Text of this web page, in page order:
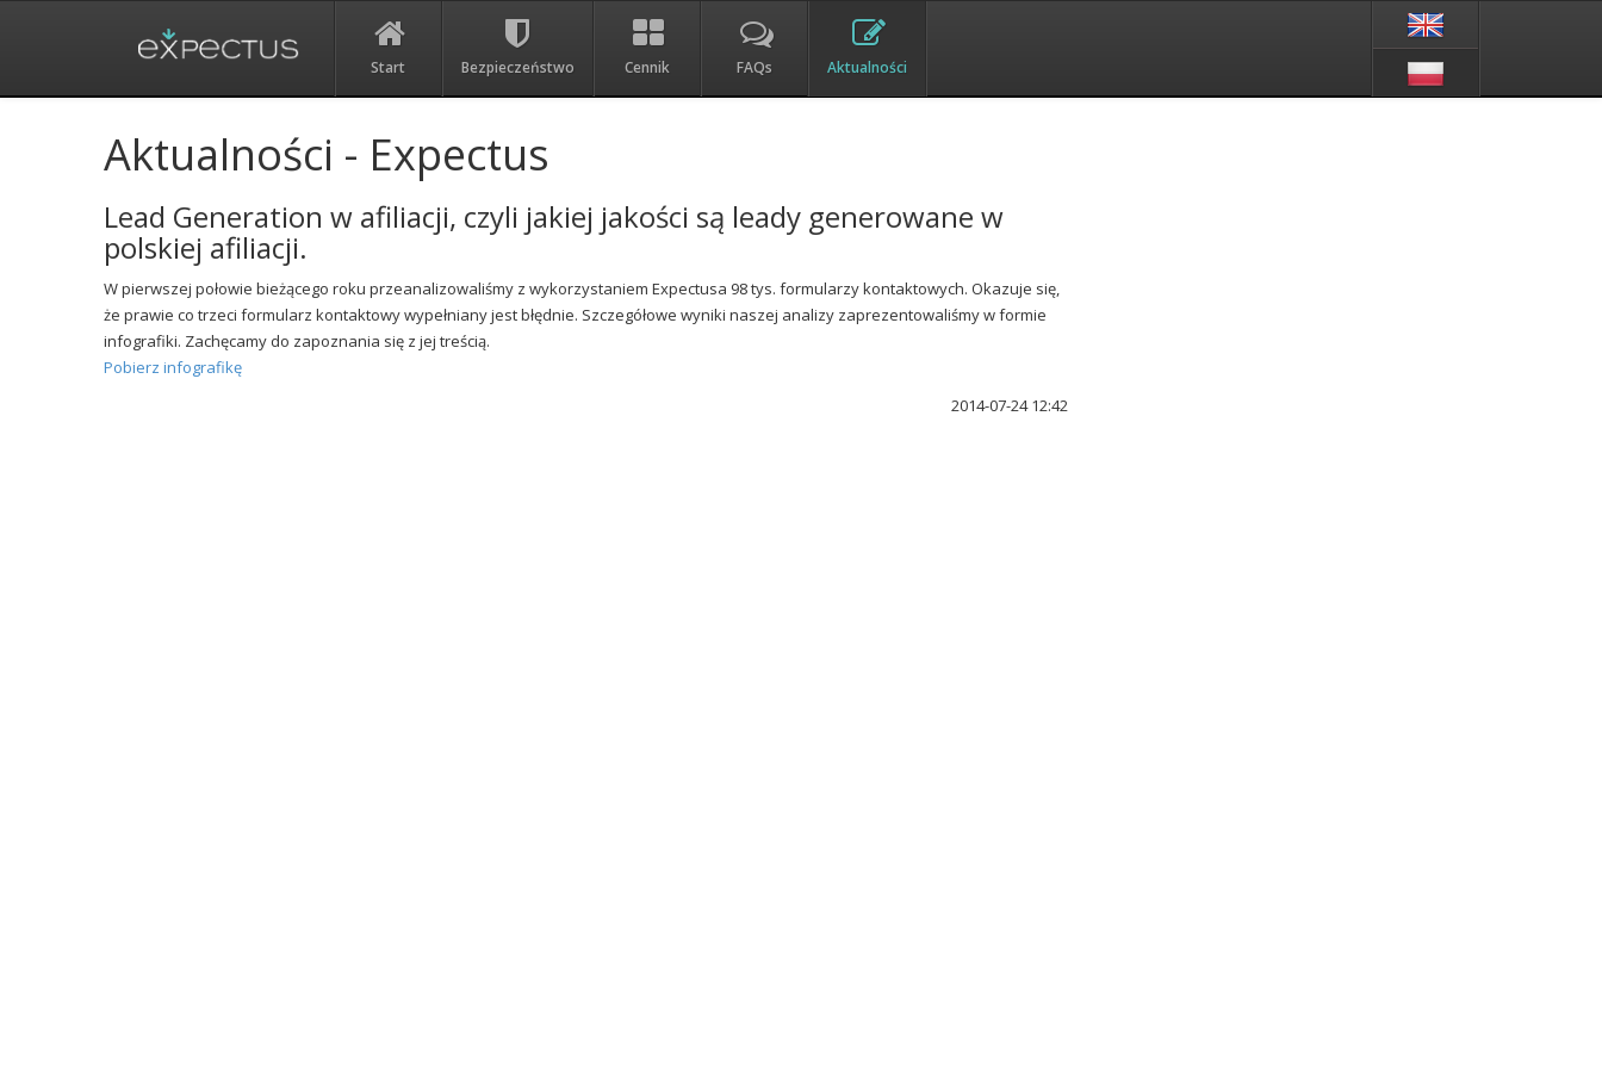
Start Bezpieczeństwo Cennik FAQs Aktualności
[pl]
Aktualności - Expectus
Lead Generation w afiliacji, czyli jakiej jakości są leady generowane w
polskiej afiliacji.
W pierwszej połowie bieżącego roku przeanalizowaliśmy z wykorzystaniem Expectusa 98 tys. formularzy kontaktowych. Okazuje się,
że prawie co trzeci formularz kontaktowy wypełniany jest błędnie. Szczegółowe wyniki naszej analizy zaprezentowaliśmy w formie
infografiki. Zachęcamy do zapoznania się z jej treścią.
Pobierz infografikę
2014-07-24 12:42